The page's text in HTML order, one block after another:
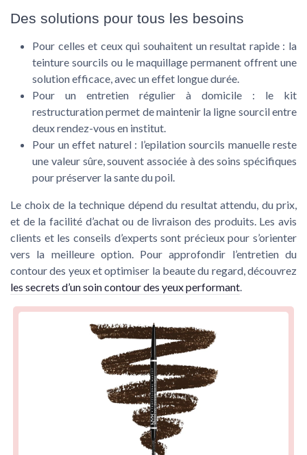
Des solutions pour tous les besoins
Pour celles et ceux qui souhaitent un resultat rapide : la
teinture sourcils ou le maquillage permanent offrent une
solution efficace, avec un effet longue durée.
Pour un entretien régulier à domicile : le kit
restructuration permet de maintenir la ligne sourcil entre
deux rendez-vous en institut.
Pour un effet naturel : l’epilation sourcils manuelle reste
une valeur sûre, souvent associée à des soins spécifiques
pour préserver la sante du poil.
Le choix de la technique dépend du resultat attendu, du prix,
et de la facilité d’achat ou de livraison des produits. Les avis
clients et les conseils d’experts sont précieux pour s’orienter
vers la meilleure option. Pour approfondir l’entretien du
contour des yeux et optimiser la beaute du regard, découvrez
les secrets d’un soin contour des yeux performant